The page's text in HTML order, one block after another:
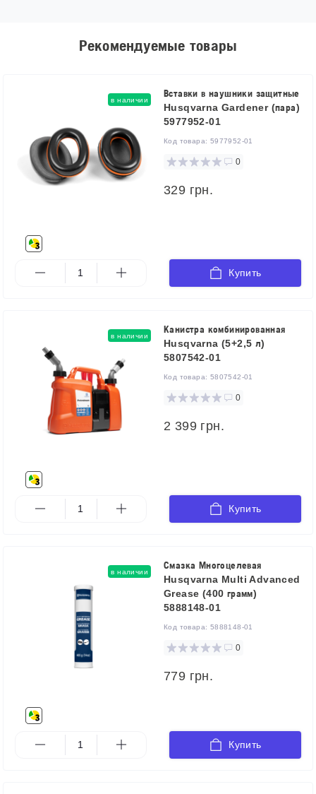
Рекомендуемые товары
в наличии
Вставки в наушники защитные
Husqvarna Gardener (пара)
5977952-01
Код товара: 5977952-01
0
329 грн.
Купить
в наличии
Канистра комбинированная
Husqvarna (5+2,5 л)
5807542-01
Код товара: 5807542-01
0
2 399 грн.
Купить
в наличии
Смазка Многоцелевая
Husqvarna Multi Advanced
Grease (400 грамм)
5888148-01
Код товара: 5888148-01
0
779 грн.
Купить